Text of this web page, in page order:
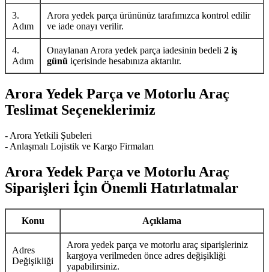
3.
Adım
Arora yedek parça ürününüz tarafımızca kontrol edilir
ve iade onayı verilir.
4.
Adım
Onaylanan Arora yedek parça iadesinin bedeli 2 iş
günü içerisinde hesabınıza aktarılır.
Arora Yedek Parça ve Motorlu Araç
Teslimat Seçeneklerimiz
- Arora Yetkili Şubeleri
- Anlaşmalı Lojistik ve Kargo Firmaları
Arora Yedek Parça ve Motorlu Araç
Siparişleri İçin Önemli Hatırlatmalar
Konu Açıklama
Adres
Değişikliği
Arora yedek parça ve motorlu araç siparişleriniz
kargoya verilmeden önce adres değişikliği
yapabilirsiniz.